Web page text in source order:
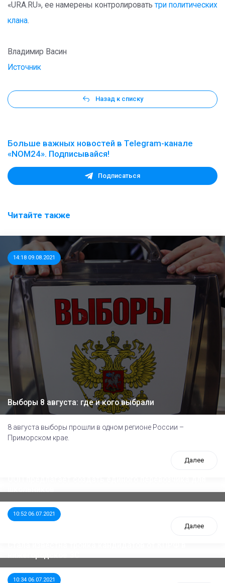
«URA.RU», ее намерены контролировать три политических
клана.
Владимир Васин
Источник
Назад к списку
Больше важных новостей в Telegram-канале
«NOM24». Подписывайся!
Подписаться
Читайте также
14:18 09.08.2021
Выборы 8 августа: где и кого выбрали
8 августа выборы прошли в одном регионе России –
Приморском крае.
Далее
10:52 06.07.2021
Далее
10:34 06.07.2021